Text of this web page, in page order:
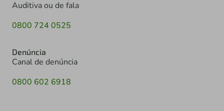
Auditiva ou de fala
0800 724 0525
Denúncia
Canal de denúncia
0800 602 6918